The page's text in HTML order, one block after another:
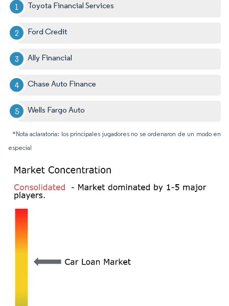
Toyota Financial Services
Ford Credit
Ally Financial
Chase Auto Finance
Wells Fargo Auto
*Nota aclaratoria: los principales jugadores no se ordenaron de un modo en
especial